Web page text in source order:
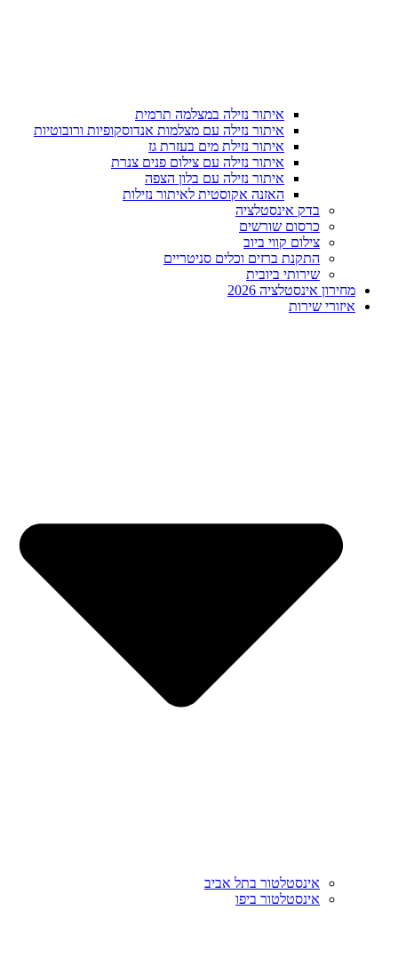
איתור נזילה במצלמה תרמית
איתור נזילה עם מצלמות אנדוסקופיות ורובוטיות
איתור נזילת מים בעזרת גז
איתור נזילה עם צילום פנים צנרת
איתור נזילה עם בלון הצפה
האזנה אקוסטית לאיתור נזילות
בדק אינסטלציה
כרסום שורשים
צילום קווי ביוב
התקנת ברזים וכלים סניטריים
שירותי ביובית
מחירון אינסטלציה 2026
איזורי שירות
אינסטלטור בתל אביב
אינסטלטור ביפו